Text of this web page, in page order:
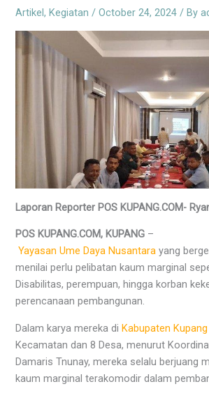
Artikel, Kegiatan /October 24, 2024/ By
Laporan Reporter POS KUPANG.COM-
POS KUPANG.COM, KUPANG –
Yayasan Ume Daya Nusantara yang
menilai perlu pelibatan kaum marginal
Disabilitas, perempuan, hingga korban
perencanaan pembangunan.
Dalam karya mereka diKabupaten Kupang
Kecamatan dan 8 Desa, menurut
Damaris Tnunay, mereka selalu berjuang
kaum marginal terakomodir dalam